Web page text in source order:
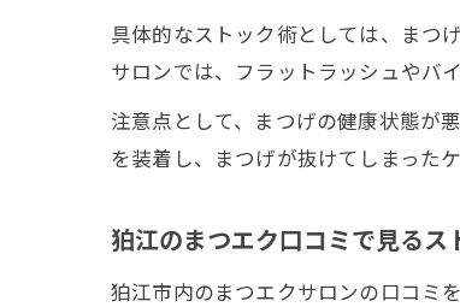
具体的なストック術としては、まつ
サロンでは、フラットラッシュやバ
注意点として、まつげの健康状態が
を装着し、まつげが抜けてしまった
狛江のまつエク口コミで見るス
狛江市内のまつエクサロンの口コミ